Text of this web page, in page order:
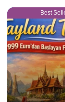
Best